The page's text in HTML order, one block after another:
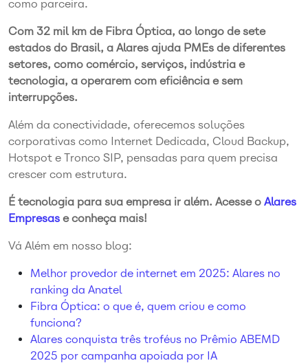
como parceira.
Com 32 mil km de Fibra Óptica, ao longo de sete
estados do Brasil, a Alares ajuda PMEs de diferentes
setores, como comércio, serviços, indústria e
tecnologia, a operarem com eficiência e sem
interrupções.
Além da conectividade, oferecemos soluções
corporativas como Internet Dedicada, Cloud Backup,
Hotspot e Tronco SIP, pensadas para quem precisa
crescer com estrutura.
É tecnologia para sua empresa ir além. Acesse o Alares
Empresas e conheça mais!
Vá Além em nosso blog:
Melhor provedor de internet em 2025: Alares no
ranking da Anatel
Fibra Óptica: o que é, quem criou e como
funciona?
Alares conquista três troféus no Prêmio ABEMD
2025 por campanha apoiada por IA